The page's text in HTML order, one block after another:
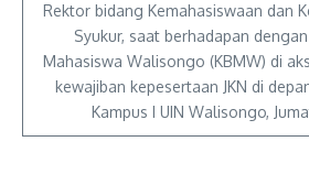
Rektor bidang Kemahasiswaan dan
Syukur, saat berhadapan
Mahasiswa Walisongo (KBMW) di
kewajiban kepesertaan JKN di
Kampus I UIN Walisongo,